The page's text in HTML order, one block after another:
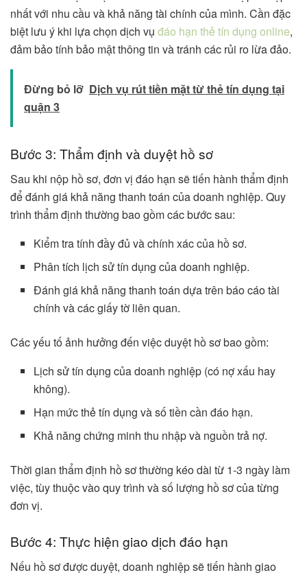
nhất với nhu cầu và khả năng tài chính của mình. Cần đặc
biệt lưu ý khi lựa chọn dịch vụ đáo hạn thẻ tín dụng online,
đảm bảo tính bảo mật thông tin và tránh các rủi ro lừa đảo.
Đừng bỏ lỡ Dịch vụ rút tiền mặt từ thẻ tín dụng tại
quận 3
Bước 3: Thẩm định và duyệt hồ sơ
Sau khi nộp hồ sơ, đơn vị đáo hạn sẽ tiến hành thẩm định
để đánh giá khả năng thanh toán của doanh nghiệp. Quy
trình thẩm định thường bao gồm các bước sau:
Kiểm tra tính đầy đủ và chính xác của hồ sơ.
Phân tích lịch sử tín dụng của doanh nghiệp.
Đánh giá khả năng thanh toán dựa trên báo cáo tài
chính và các giấy tờ liên quan.
Các yếu tố ảnh hưởng đến việc duyệt hồ sơ bao gồm:
Lịch sử tín dụng của doanh nghiệp (có nợ xấu hay
không).
Hạn mức thẻ tín dụng và số tiền cần đáo hạn.
Khả năng chứng minh thu nhập và nguồn trả nợ.
Thời gian thẩm định hồ sơ thường kéo dài từ 1-3 ngày làm
việc, tùy thuộc vào quy trình và số lượng hồ sơ của từng
đơn vị.
Bước 4: Thực hiện giao dịch đáo hạn
Nếu hồ sơ được duyệt, doanh nghiệp sẽ tiến hành giao